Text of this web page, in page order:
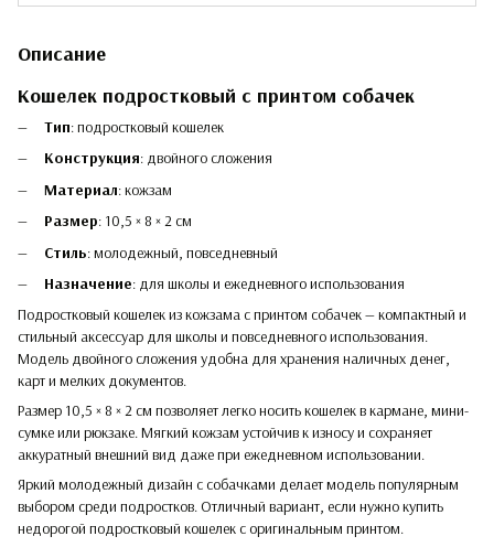
Описание
Кошелек подростковый с принтом собачек
Тип: подростковый кошелек
Конструкция: двойного сложения
Материал: кожзам
Размер: 10,5 × 8 × 2 см
Стиль: молодежный, повседневный
Назначение: для школы и ежедневного использования
Подростковый кошелек из кожзама с принтом собачек — компактный и
стильный аксессуар для школы и повседневного использования.
Модель двойного сложения удобна для хранения наличных денег,
карт и мелких документов.
Размер 10,5 × 8 × 2 см позволяет легко носить кошелек в кармане, мини-
сумке или рюкзаке. Мягкий кожзам устойчив к износу и сохраняет
аккуратный внешний вид даже при ежедневном использовании.
Яркий молодежный дизайн с собачками делает модель популярным
выбором среди подростков. Отличный вариант, если нужно купить
недорогой подростковый кошелек с оригинальным принтом.